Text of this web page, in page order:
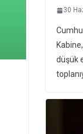
30
düşük